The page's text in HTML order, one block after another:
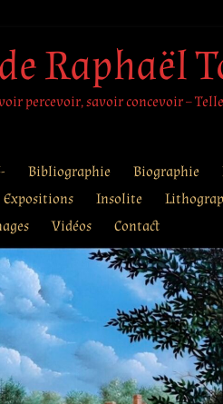
Raphaël
percevoir, savoir concevoir –
Bibliographie Biographie
Expositions Insolite
Vidéos Contact